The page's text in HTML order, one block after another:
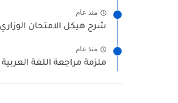
منذ عام
شرح هيكل الامتحان
منذ عام
ملزمة مراجعة اللغة العربية